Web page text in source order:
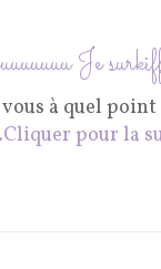
Je
à quel point
pour la